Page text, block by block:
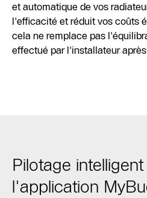
et automatique de vos
l'efficacité et réduit vos coûts
cela ne remplace pas
effectué par l'installateur
Pilotage
l'application